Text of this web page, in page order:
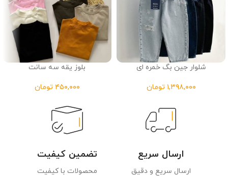
شلوار جین بگ خمره ای
تومان
بلوز یقه سه سانت
تومان
ارسال سریع
ارسال سریع و دقیق
تضمین کیفیت
محصولات با کیفیت